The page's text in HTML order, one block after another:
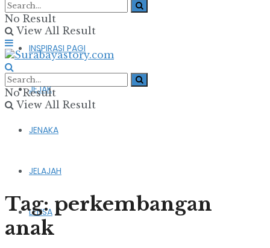
FIKSI & PUISI
INSPIRASI PAGI
JEJAK
JENAKA
JELAJAH
LENSA
No Result
View All Result
No Result
View All Result
Tag:perkembangan
anak